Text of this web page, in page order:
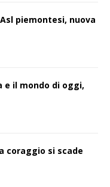
piemontesi, nuova
e il mondo di oggi,
coraggio si scade